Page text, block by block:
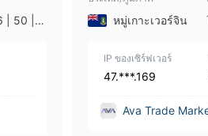
| 50 | 3
หมู่เกาะเวอร์จิน
IP ของเซิร์ฟเวอร์
47.***.169
Ava Trade